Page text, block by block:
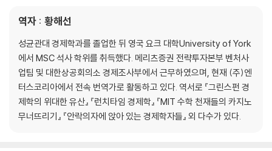
역자 : 황해선
성균관대 경제학과를 졸업한 뒤 영국 요크 대학University of York
에서 MSC 석사 학위를 취득했다. 메리츠증권 전략투자본부 벤처사
업팀 및 대한상공회의소 경제조사부에서 근무하였으며, 현재 (주)엔
터스코리아에서 전속 번역가로 활동하고 있다. 역서로 『그린스펀 경
제학의 위대한 유산』 『런치타임 경제학』 『MIT 수학 천재들의 카지노
무너뜨리기』 『안락의자에 앉아 있는 경제학자들』 외 다수가 있다.